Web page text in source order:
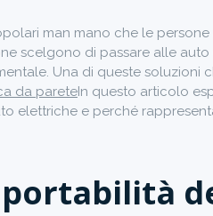
man mano che le
scelgono di passare alle auto
Una di queste soluzioni
da parete In questo articolo
elettriche e perché